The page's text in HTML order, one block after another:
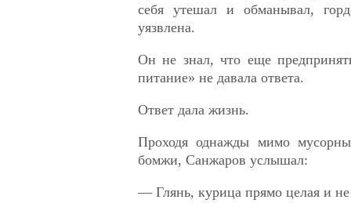
себя утешал и обманывал,
уязвлена.
Он не знал, что еще
питание» не давала ответа.
Ответ дала жизнь.
Проходя однажды мимо
бомжи, Санжаров услышал:
— Глянь, курица прямо целая и не